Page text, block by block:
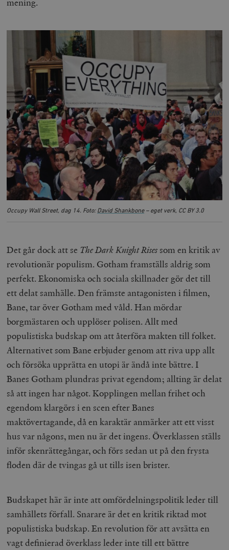
Occupy Wall Street, dag 14. Foto: David Shankbone– eget verk, CC BY 3.0
Det går dock att se The Dark Knight Rises som en kritik av
revolutionär populism. Gotham framställs aldrig som
perfekt. Ekonomiska och sociala skillnader gör det till
ett delat samhälle. Den främste antagonisten i filmen,
Bane, tar över Gotham med våld. Han mördar
borgmästaren och upplöser polisen. Allt med
populistiska budskap om att återföra makten till folket.
Alternativet som Bane erbjuder genom att riva upp allt
och försöka upprätta en utopi är ändå inte bättre. I
Banes Gotham plundras privat egendom; allting är delat
så att ingen har något. Kopplingen mellan frihet och
egendom klargörs i en scen efter Banes
maktövertagande, då en karaktär anmärker att ett visst
hus var någons, men nu är det ingens. Överklassen ställs
inför skenrättegångar, och förs sedan ut på den frysta
floden där de tvingas gå ut tills isen brister.
Budskapet här är inte att omfördelningspolitik leder till
samhällets förfall. Snarare är det en kritik riktad mot
populistiska budskap. En revolution för att avsätta en
vagt definierad överklass leder inte till ett bättre